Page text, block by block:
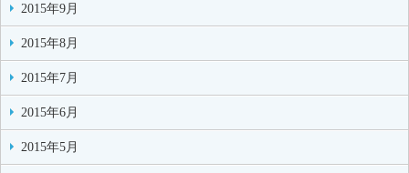
2015年9月
2015年8月
2015年7月
2015年6月
2015年5月